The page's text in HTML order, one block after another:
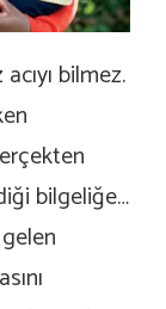
bilmez.
bilgeliğe…